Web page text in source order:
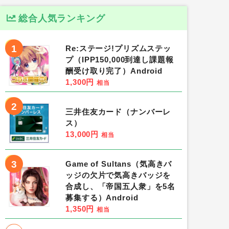
総合人気ランキング
1
Re:ステージ!プリズムステッ
プ（IPP150,000到達し課題報
酬受け取り完了）Android
1,300円 相当
2
三井住友カード（ナンバーレ
ス）
13,000円 相当
3
Game of Sultans（気高きバ
ッジの欠片で気高きバッジを
合成し、「帝国五人衆」を5名
募集する）Android
1,350円 相当